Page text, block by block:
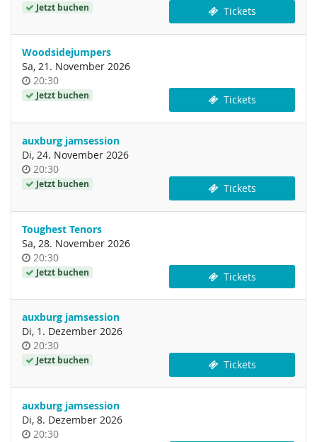
Jetzt buchen Tickets
Woodsidejumpers
Sa, 21. November 2026
Uhrzeit
20:30
Jetzt buchen Tickets
auxburg jamsession
Di, 24. November 2026
Uhrzeit
20:30
Jetzt buchen Tickets
Toughest Tenors
Sa, 28. November 2026
Uhrzeit
20:30
Jetzt buchen Tickets
auxburg jamsession
Di, 1. Dezember 2026
Uhrzeit
20:30
Jetzt buchen Tickets
auxburg jamsession
Di, 8. Dezember 2026
Uhrzeit
20:30